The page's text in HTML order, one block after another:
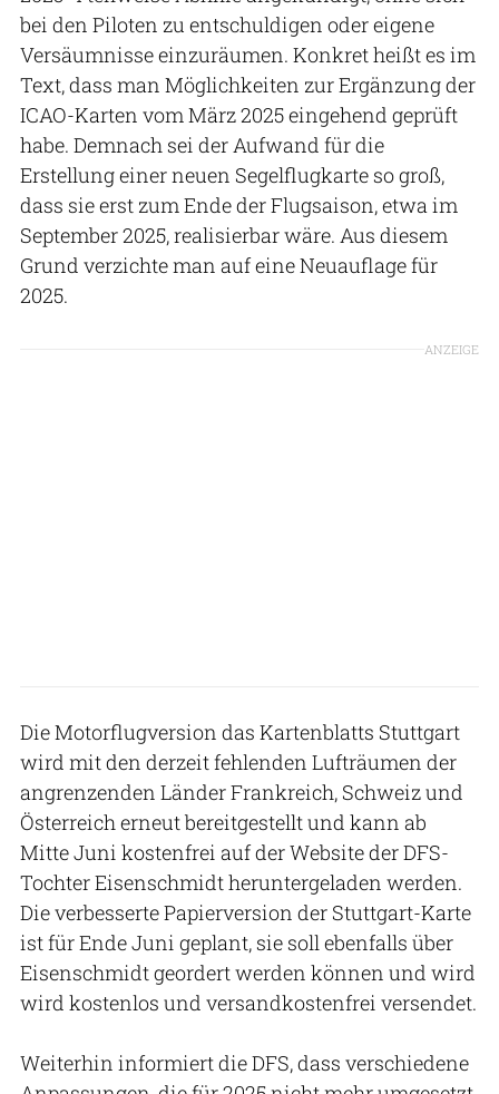
bei den Piloten zu entschuldigen oder eigene
Versäumnisse einzuräumen. Konkret heißt es im
Text, dass man Möglichkeiten zur Ergänzung der
ICAO-Karten vom März 2025 eingehend geprüft
habe. Demnach sei der Aufwand für die
Erstellung einer neuen Segelflugkarte so groß,
dass sie erst zum Ende der Flugsaison, etwa im
September 2025, realisierbar wäre. Aus diesem
Grund verzichte man auf eine Neuauflage für
2025.
ANZEIGE
Die Motorflugversion das Kartenblatts Stuttgart
wird mit den derzeit fehlenden Lufträumen der
angrenzenden Länder Frankreich, Schweiz und
Österreich erneut bereitgestellt und kann ab
Mitte Juni kostenfrei auf der Website der DFS-
Tochter Eisenschmidt heruntergeladen werden.
Die verbesserte Papierversion der Stuttgart-Karte
ist für Ende Juni geplant, sie soll ebenfalls über
Eisenschmidt geordert werden können und wird
wird kostenlos und versandkostenfrei versendet.
Weiterhin informiert die DFS, dass verschiedene